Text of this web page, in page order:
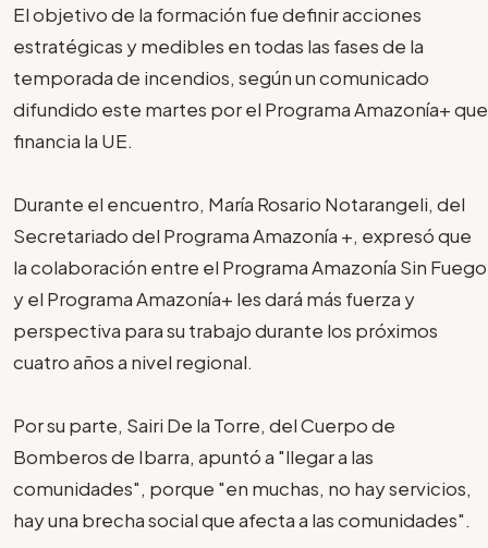
El objetivo de la formación fue definir acciones
estratégicas y medibles en todas las fases de la
temporada de incendios, según un comunicado
difundido este martes por el Programa Amazonía+ que
financia la UE.
Durante el encuentro, María Rosario Notarangeli, del
Secretariado del Programa Amazonía +, expresó que
la colaboración entre el Programa Amazonía Sin Fuego
y el Programa Amazonía+ les dará más fuerza y
perspectiva para su trabajo durante los próximos
cuatro años a nivel regional.
Por su parte, Sairi De la Torre, del Cuerpo de
Bomberos de Ibarra, apuntó a "llegar a las
comunidades", porque "en muchas, no hay servicios,
hay una brecha social que afecta a las comunidades".